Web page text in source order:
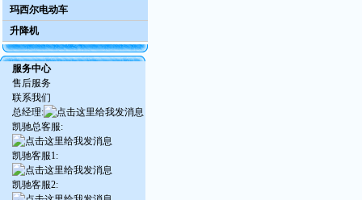
玛西尔电动车
升降机
服务中心
售后服务
联系我们
总经理:
凯驰总客服:
凯驰客服1:
凯驰客服2: